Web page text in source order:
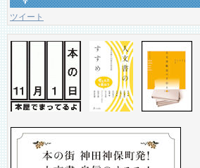
ツイート